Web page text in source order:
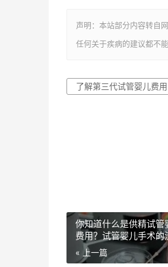
声明：本站部分内容转自
任何关于疾病的建议都不
了解第三代试管婴儿费用
你知道什么是供精试
费用？试管婴儿手术的
« 上一篇